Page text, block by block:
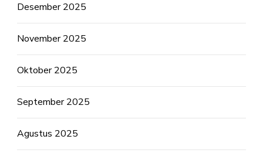
Desember 2025
November 2025
Oktober 2025
September 2025
Agustus 2025